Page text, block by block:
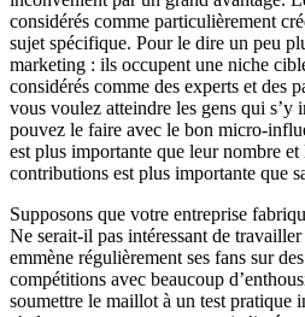
considérés comme particulièrement
sujet spécifique. Pour le dire un peu
marketing : ils occupent une niche
considérés comme des experts et des
vous voulez atteindre les gens qui s’y
pouvez le faire avec le bon micro-
est plus importante que leur nombre et
contributions est plus importante que
Supposons que votre entreprise
Ne serait-il pas intéressant de
emmène régulièrement ses fans sur
compétitions avec beaucoup
soumettre le maillot à un test pratique